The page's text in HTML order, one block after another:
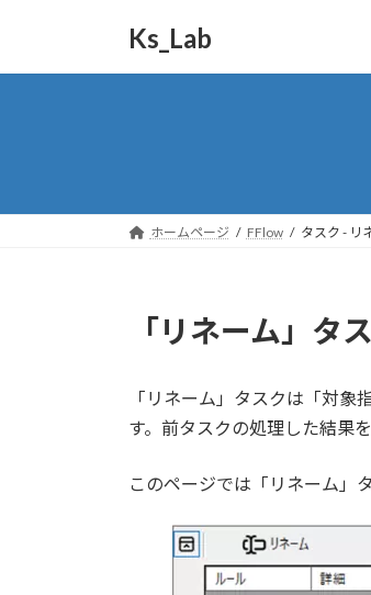
Ks_Lab
ホームページ FFlow タスク - リ
「リネーム」タ
「リネーム」タスクは「対
す。前タスクの処理した結果
このページでは「リネーム」